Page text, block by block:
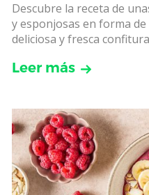
Descubre la receta de
y esponjosas en forma
deliciosa y fresca
Leer más